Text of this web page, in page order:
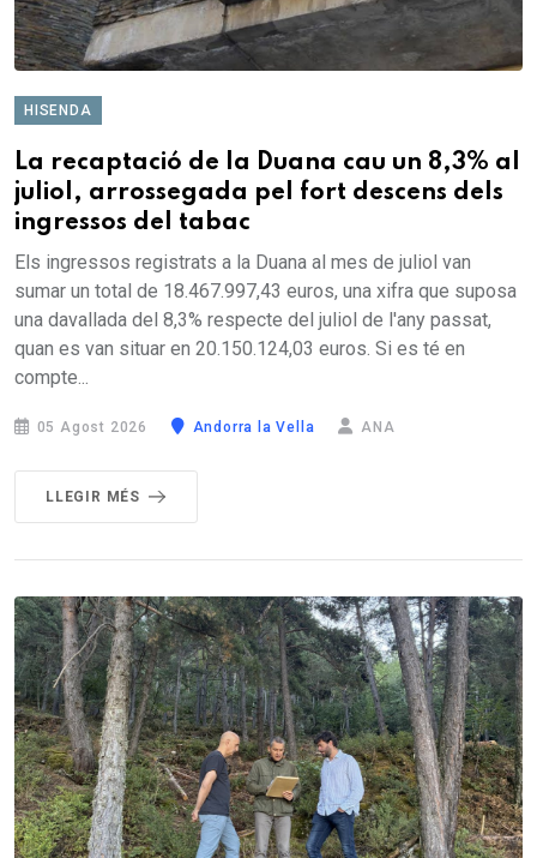
HISENDA
La recaptació de la Duana cau un 8,3% al
juliol, arrossegada pel fort descens dels
ingressos del tabac
Els ingressos registrats a la Duana al mes de juliol van
sumar un total de 18.467.997,43 euros, una xifra que suposa
una davallada del 8,3% respecte del juliol de l'any passat,
quan es van situar en 20.150.124,03 euros. Si es té en
compte...
05 Agost 2026 Andorra la Vella ANA
LLEGIR MÉS